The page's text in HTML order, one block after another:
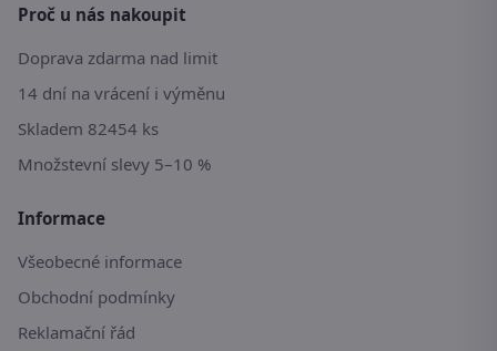
Proč u nás nakoupit
Doprava zdarma nad limit
14 dní na vrácení i výměnu
Skladem 82454 ks
Množstevní slevy 5–10 %
Informace
Všeobecné informace
Obchodní podmínky
Reklamační řád